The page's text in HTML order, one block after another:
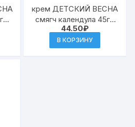
крем ДЕТСКИЙ ВЕСНА
смягч календула 45гр
(48) к.2298
44.50₽
В КОРЗИНУ